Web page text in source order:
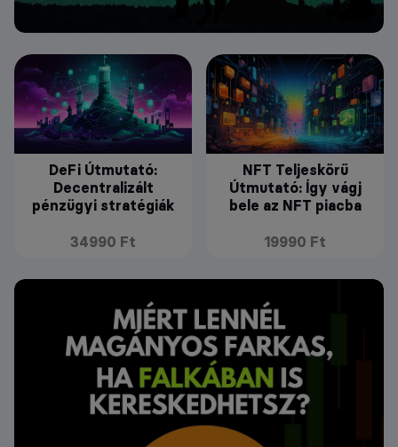
DeFi Útmutató:
Decentralizált
pénzügyi stratégiák
34990 Ft
NFT Teljeskörű
Útmutató: Így vágj
bele az NFT piacba
19990 Ft